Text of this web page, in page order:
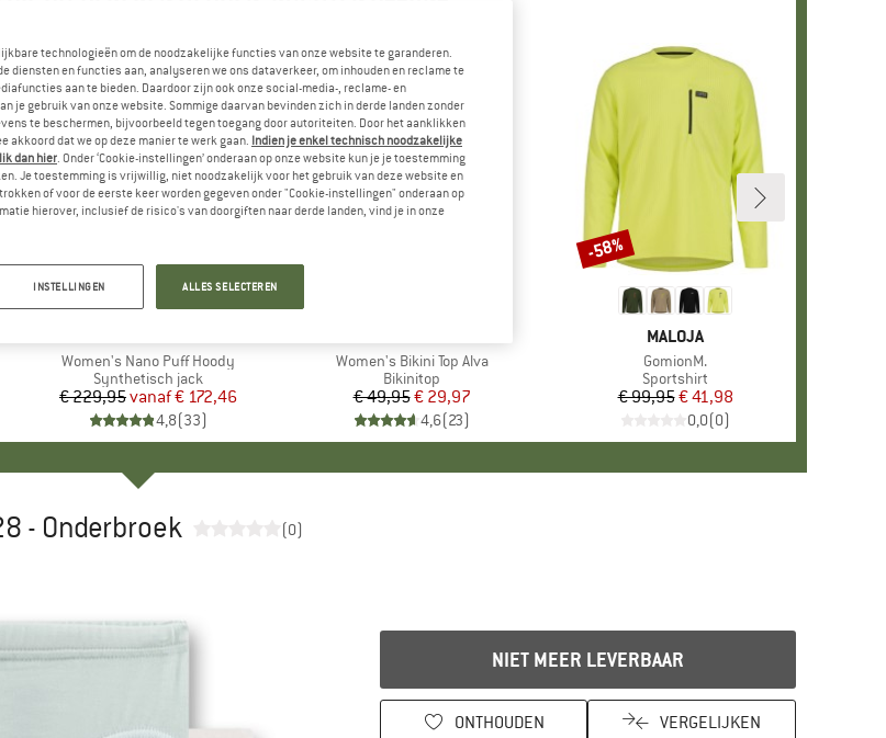
Artikel
Women's Nano Puff Hoody
Productgroep
Synthetisch jack
Prijs
€ 229,95 Verlaagde prijs
vanaf€ 172,46
4,8(33)
Artikel
Women's Bikini Top Alva
Productgroep
Bikinitop
Prijs
€ 49,95Verlaagde prijs
€ 29,97
4,6(23)
MERK
MALOJA
Artikel
GomionM.
Productgroep
Sportshirt
Prijs
€ 99,95Verlaagde prijs
€ 41,98
0,0(0)
Korting
-58%
- Onderbroek (0)
NIET MEER LEVERBAAR
ONTHOUDEN VERGELIJKEN
technologieën om de noodzakelijke functies van onze website te garanderen.
diensten en functies aan, analyseren we ons dataverkeer, om inhouden en reclame te
aan te bieden. Daardoor zijn ook onze social-media-, reclame- en
je gebruik van onze website. Sommige daarvan bevinden zich in derde landen zonder
te beschermen, bijvoorbeeld tegen toegang door autoriteiten. Door het aanklikken
akkoord dat we op deze manier te werk gaan. Indien je enkel technisch noodzakelijke
dan hier. Onder ‘Cookie-instellingen’ onderaan op onze website kun je je toestemming
Je toestemming is vrijwillig, niet noodzakelijk voor het gebruik van deze website en
of voor de eerste keer worden gegeven onder "Cookie-instellingen" onderaan op
hierover, inclusief de risico's van doorgiften naar derde landen, vind je in onze
INSTELLINGEN ALLES SELECTEREN